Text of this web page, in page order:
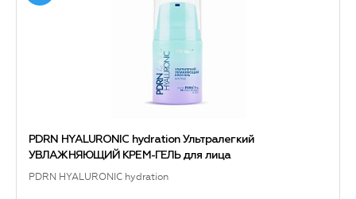
PDRN HYALURONIC hydration Ультралегкий
УВЛАЖНЯЮЩИЙ КРЕМ-ГЕЛЬ для лица
PDRN HYALURONIC hydration